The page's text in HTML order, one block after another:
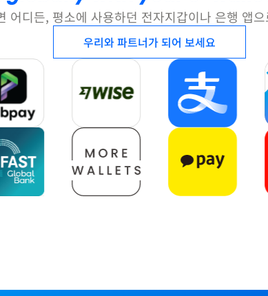
어디든, 평소에 사용하던 전자지갑이나 은행 앱
우리와 파트너가 되어 보세요